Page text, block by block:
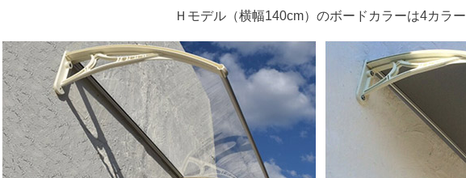
Ｈモデル（横幅140cm）のボードカラーは4カラー